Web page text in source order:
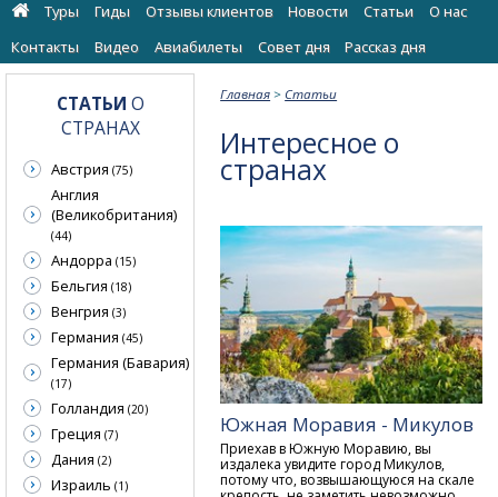
Туры Гиды Отзывы клиентов Новости Статьи
О нас
Контакты
Видео Авиабилеты Cовет дня Рассказ дня
Главная > Статьи
Интересное о
странах
Южная Моравия - Микулов
Приехав в Южную Моравию, вы
издалека увидите город Микулов,
потому что, возвышающуюся на скале
СТАТЬИ О
СТРАНАХ
Австрия (75)
Англия
(Великобритания)
(44)
Андорра (15)
Бельгия (18)
Венгрия (3)
Германия (45)
Германия (Бавария)
(17)
Голландия (20)
Греция (7)
Дания (2)
Израиль (1)